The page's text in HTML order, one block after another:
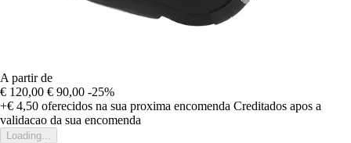
A partir de
€ 120,00 € 90,00 -25%
+€ 4,50 oferecidos na sua proxima encomenda Creditados apos a
validacao da sua encomenda
Loading...